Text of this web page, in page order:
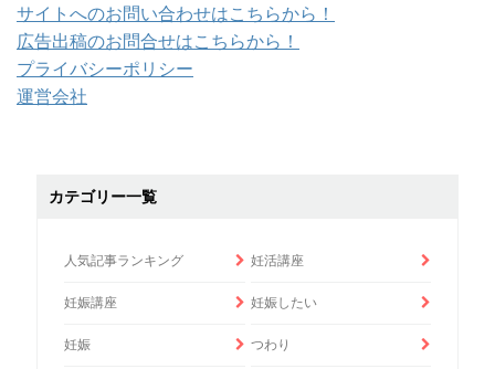
サイトへのお問い合わせはこちらから！
広告出稿のお問合せはこちらから！
プライバシーポリシー
運営会社
カテゴリー一覧
人気記事ランキング 妊活講座
妊娠講座 妊娠したい
妊娠 つわり